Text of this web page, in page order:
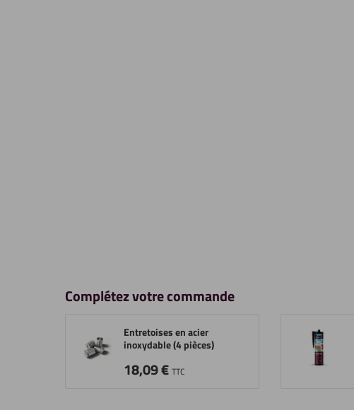
Complétez votre commande
Entretoises en acier
inoxydable (4 pièces)
18,09€ TTC